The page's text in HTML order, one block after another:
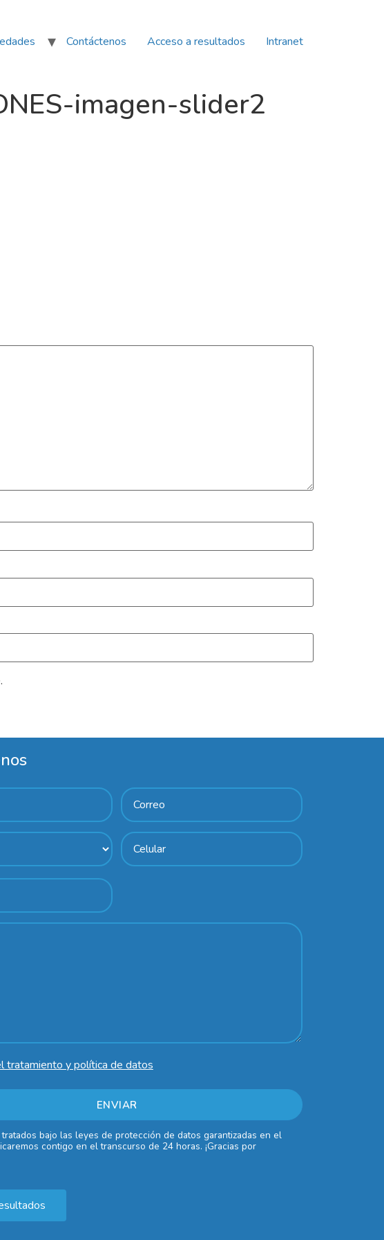
Contáctenos Acceso a resultados Intranet
imagen-slider2
tratamiento y política de datos
bajo las leyes de protección de datos garantizadas en el
contigo en el transcurso de 24 horas. ¡Gracias por